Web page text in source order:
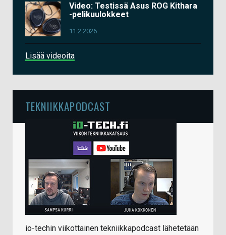
Video: Testissä Asus ROG Kithara
-pelikuulokkeet
11.2.2026
Lisää videoita
TEKNIIKKAPODCAST
io-techin viikottainen tekniikkapodcast lähetetään